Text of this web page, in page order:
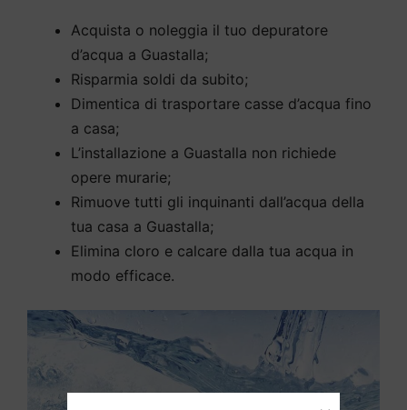
Acquista o noleggia il tuo depuratore
d’acqua a Guastalla;
Risparmia soldi da subito;
Dimentica di trasportare casse d’acqua fino
a casa;
L’installazione a Guastalla non richiede
opere murarie;
Rimuove tutti gli inquinanti dall’acqua della
tua casa a Guastalla;
Elimina cloro e calcare dalla tua acqua in
modo efficace.